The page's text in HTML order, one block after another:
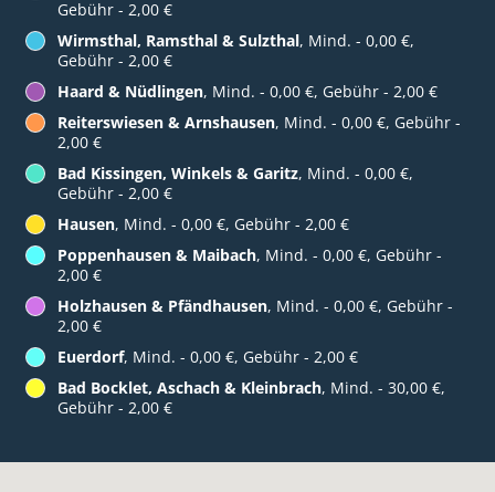
Gebühr - 2,00 €
Wirmsthal, Ramsthal & Sulzthal, Mind. - 0,00 €,
Gebühr - 2,00 €
Haard & Nüdlingen, Mind. - 0,00 €, Gebühr - 2,00 €
Reiterswiesen & Arnshausen, Mind. - 0,00 €, Gebühr -
2,00 €
Bad Kissingen, Winkels & Garitz, Mind. - 0,00 €,
Gebühr - 2,00 €
Hausen, Mind. - 0,00 €, Gebühr - 2,00 €
Poppenhausen & Maibach, Mind. - 0,00 €, Gebühr -
2,00 €
Holzhausen & Pfändhausen, Mind. - 0,00 €, Gebühr -
2,00 €
Euerdorf, Mind. - 0,00 €, Gebühr - 2,00 €
Bad Bocklet, Aschach & Kleinbrach, Mind. - 30,00 €,
Gebühr - 2,00 €